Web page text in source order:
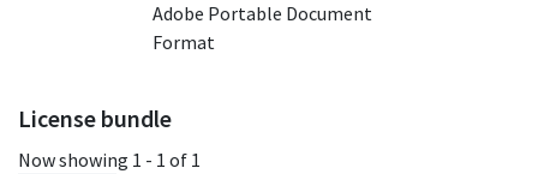
Adobe Portable Document
Format
License bundle
Now showing 1 - 1 of 1